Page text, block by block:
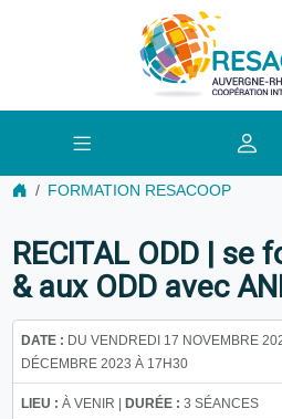
FORMATION RESACOOP
RECITAL ODD | se
& aux ODD avec
DATE : DU VENDREDI 17 NOVEMBRE
DÉCEMBRE 2023 À 17H30
LIEU : À VENIR | DURÉE : 3 SÉANCES